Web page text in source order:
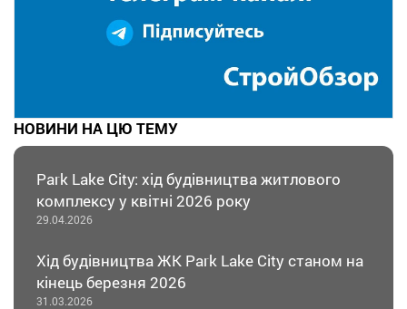
НОВИНИ НА ЦЮ ТЕМУ
Park Lake City: хід будівництва житлового
комплексу у квітні 2026 року
29.04.2026
Хід будівництва ЖК Park Lake City станом на
кінець березня 2026
31.03.2026